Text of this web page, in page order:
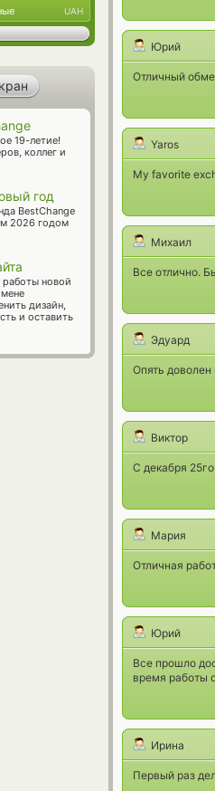
Юрий
Отличный
Yaros
My favorite
Михаил
Все отлично.
Эдуард
Опять
Виктор
С декабря
Мария
Отличная
Юрий
Все прошло
время работы
Ирина
Первый раз
UAH
19-летие!
коллег и
год
BestChange
2026 годом
новой
дизайн,
и оставить